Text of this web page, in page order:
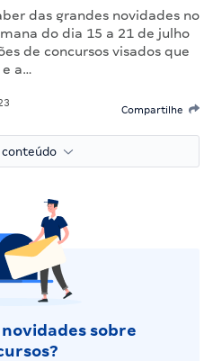
das grandes novidades no
do dia 15 a 21 de julho
de concursos visados que
a…
Compartilhe
sobre